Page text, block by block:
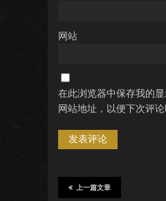
网站
在此浏览器中保存我的
网站地址，以便下次评论
上一篇文章